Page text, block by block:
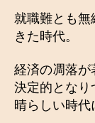
就職難とも
きた時代。
経済の凋落が
決定的となり
晴らしい時代